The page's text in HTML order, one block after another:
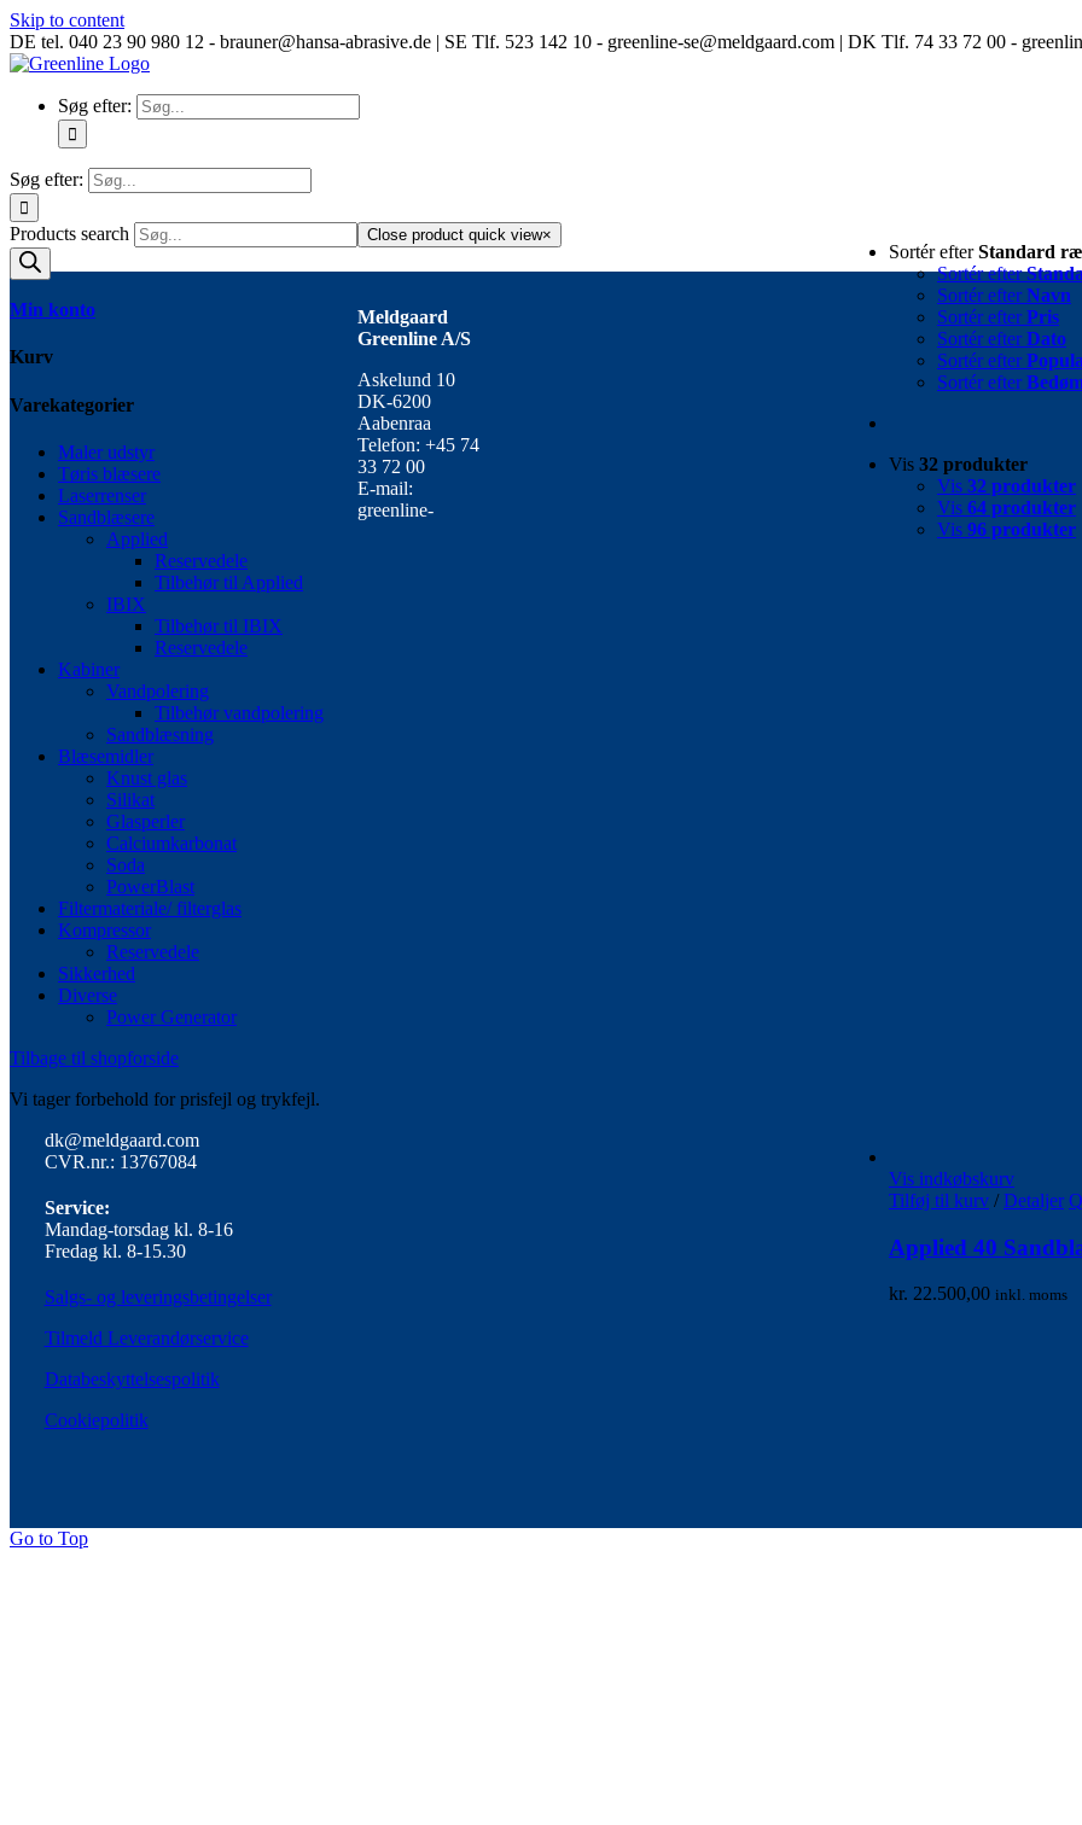
Skip to content
DE tel. 040 23 90 980 12 - brauner@hansa-abrasive.de | SE Tlf. 523 142 10 - greenline-se@meldgaard.com | DK Tlf. 74 33 72 00 -
Søg efter:
Søg efter:
Sortér efterStandard
Sortér efter
Sortér efter Navn
Sortér efter Pris
Sortér efter Dato
Sortér efter
Sortér efter
Vis 32 produkter
Vis 32 produkter
Vis 64 produkter
Vis 96 produkter
Vis indkøbskurv
Tilføj til kurv / Detaljer
Applied 40
kr. 22.500,00 inkl. moms
Products search
Min konto
Kurv
Varekategorier
Maler udstyr
Tøris blæsere
Laserrenser
Sandblæsere
Applied
Reservedele
Tilbehør til Applied
IBIX
Tilbehør til IBIX
Reservedele
Kabiner
Vandpolering
Tilbehør vandpolering
Sandblæsning
Blæsemidler
Knust glas
Silikat
Glasperler
Calciumkarbonat
Soda
PowerBlast
Filtermateriale/ filterglas
Kompressor
Reservedele
Sikkerhed
Diverse
Power Generator
Tilbage til shopforside
Vi tager forbehold for prisfejl og trykfejl.
Close product quick view×
Meldgaard
Greenline A/S
Askelund 10
DK-6200
Aabenraa
Telefon: +45 74
33 72 00
E-mail:
greenline-
dk@meldgaard.com
CVR.nr.: 13767084
Service:
Mandag-torsdag kl. 8-16
Fredag kl. 8-15.30
Salgs- og leveringsbetingelser
Tilmeld Leverandørservice
Databeskyttelsespolitik
Cookiepolitik
Go to Top